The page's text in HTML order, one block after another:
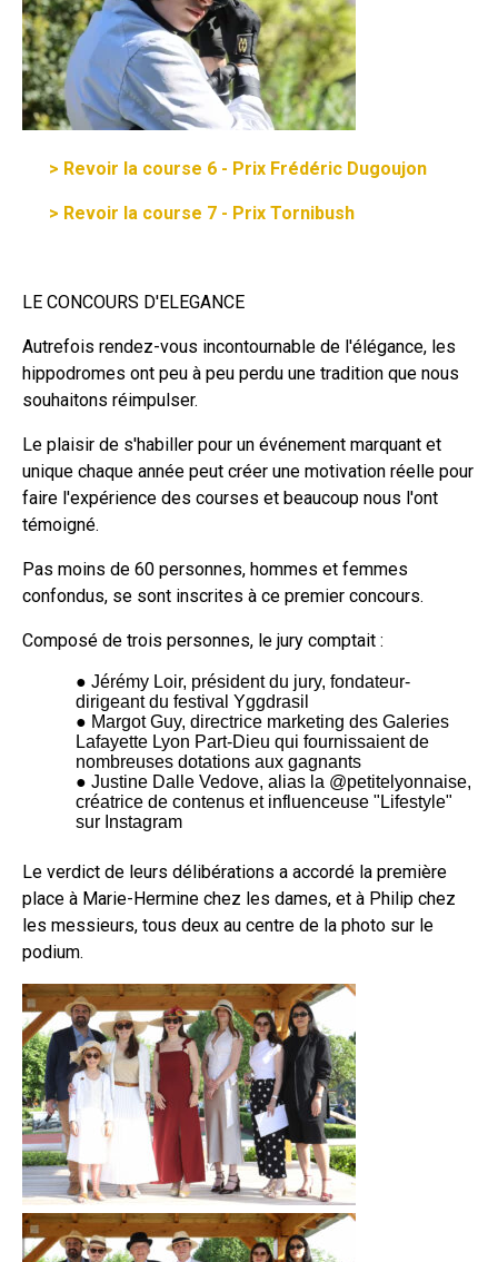
> Revoir la course 6 - Prix Frédéric Dugoujon
> Revoir la course 7 - Prix Tornibush
LE CONCOURS D'ELEGANCE
Autrefois rendez-vous incontournable de l'élégance, les
hippodromes ont peu à peu perdu une tradition que nous
souhaitons réimpulser.
Le plaisir de s'habiller pour un événement marquant et
unique chaque année peut créer une motivation réelle pour
faire l'expérience des courses et beaucoup nous l'ont
témoigné.
Pas moins de 60 personnes, hommes et femmes
confondus, se sont inscrites à ce premier concours.
Composé de trois personnes, le jury comptait :
● Jérémy Loir, président du jury, fondateur-
dirigeant du festival Yggdrasil
● Margot Guy, directrice marketing des Galeries
Lafayette Lyon Part-Dieu qui fournissaient de
nombreuses dotations aux gagnants
● Justine Dalle Vedove, alias la @petitelyonnaise,
créatrice de contenus et influenceuse "Lifestyle"
sur Instagram
Le verdict de leurs délibérations a accordé la première
place à Marie-Hermine chez les dames, et à Philip chez
les messieurs, tous deux au centre de la photo sur le
podium.